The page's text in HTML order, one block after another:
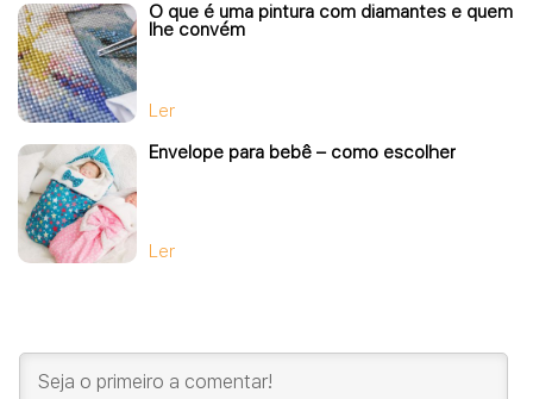
O que é uma pintura com diamantes e quem
lhe convém
Ler
Envelope para bebê – como escolher
Ler